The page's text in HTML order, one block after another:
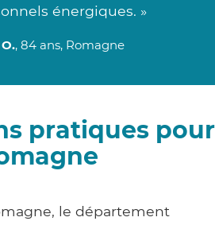
énergiques. »
, 84 ans, Romagne
pratiques pour
le département